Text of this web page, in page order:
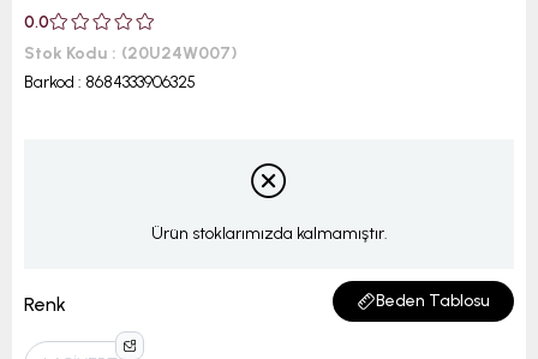
0.0
Stok Kodu
(20U24W007)
Barkod : 8684333906325
Ürün stoklarımızda kalmamıştır.
Renk Beden Tablosu